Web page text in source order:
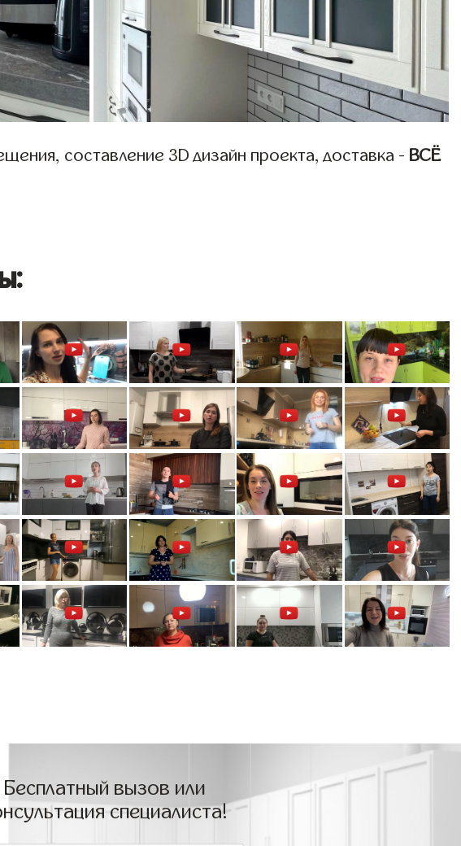
составление 3D дизайн проекта, доставка - ВСЁ
Бесплатный вызов или
специалиста!